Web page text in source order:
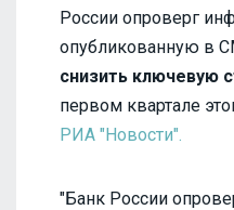
России опроверг
опубликованную в
снизить ключевую
первом квартале
РИА "Новости".
"Банк России